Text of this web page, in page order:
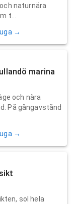
naturnära
t...
→
marina
och nära
På gångavstånd
→
sol hela